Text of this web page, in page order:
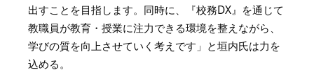
出すことを目指します。同時に、『校務DX』を通じて
教職員が教育・授業に注力できる環境を整えながら、
学びの質を向上させていく考えです」と垣内氏は力を
込める。